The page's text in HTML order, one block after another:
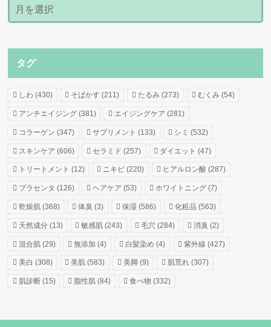
タグ
しわ(430) そばかす (211) たるみ (273) むくみ(54)
アンチエイジング(381) エイジングケア (281)
コラーゲン (347) サプリメント (133) シミ (532)
スキンケア (606) セラミド (257) ダイエット (47)
トリートメント (12) ニキビ (220) ヒアルロン酸 (287)
プラセンタ (126) ヘアケア (53) ホワイトニング (7)
乾燥肌(368) 体臭 (3) 保湿 (586) 化粧品 (563)
天然成分(13) 敏感肌 (243) 毛穴 (284) 消臭(2)
混合肌(29) 無添加 (4) 白髪染め (4) 紫外線 (427)
美白 (308) 美肌 (583) 美脚 (9) 肌荒れ(307)
肌診断(15) 脂性肌 (84) 食べ物 (332)